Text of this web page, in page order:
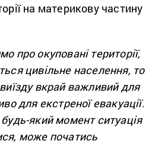
на материкову частину
про окуповані території,
цивільне населення, то
вкрай важливий для
для екстреної евакуації.
який момент ситуація
може початись